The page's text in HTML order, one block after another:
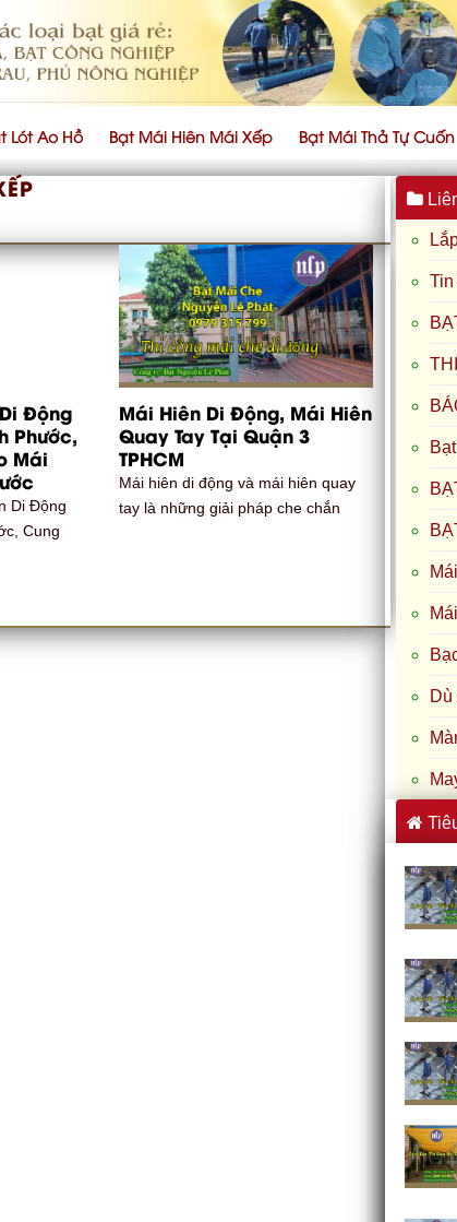
Lót Ao Hồ Bạt Mái Hiên Mái Xếp Bạt Mái Thả Tự Cuốn
Động
Phước,
Mái
Di Động
Cung
Mái Hiên Di Động, Mái Hiên
Quay Tay Tại Quận 3
TPHCM
Mái hiên di động và mái hiên quay
tay là những giải pháp che chắn
Dù